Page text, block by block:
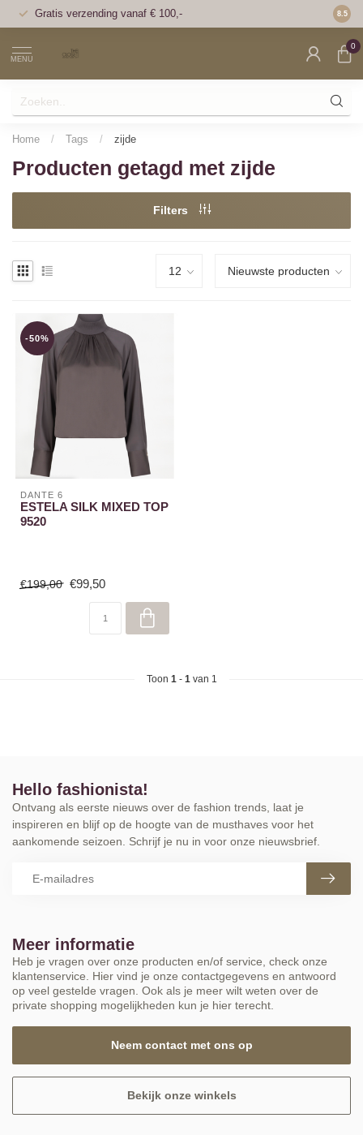
Gratis verzending vanaf € 100,- Voor
8.5
MENU
0
Home / Tags / zijde
Producten getagd met zijde
Filters
-50%
DANTE 6
ESTELA SILK MIXED TOP
9520
€199,00 €99,50
Toon 1- 1van 1
Meer informatie
Heb je vragen over onze producten en/of service, check onze
klantenservice. Hier vind je onze contactgegevens en antwoord
op veel gestelde vragen. Ook als je meer wilt weten over de
private shopping mogelijkheden kun je hier terecht.
Neem contact met ons op
Bekijk onze winkels
Hello fashionista!
Ontvang als eerste nieuws over de fashion trends, laat je
inspireren en blijf op de hoogte van de musthaves voor het
aankomende seizoen. Schrijf je nu in voor onze nieuwsbrief.